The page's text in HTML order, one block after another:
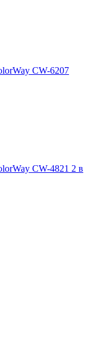
CW-6207
CW-4821 2 в